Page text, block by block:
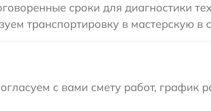
сроки для диагностики
транспортировку в мастерскую в
с вами смету работ, график